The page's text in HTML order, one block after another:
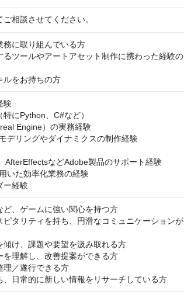
相談させてください。
務に取り組んでいる方
るツールやアートアセット制作に携わった経験の
ルをお持ちの方
験
にPython、C#など）
Engine）の実務経験
デリングやダイナミクスの制作経験
AfterEffectsなどAdobe製品のサポート経験
いた効率化業務の経験
ー経験
ど、ゲームに強い関心を持つ方
ピタリティを持ち、円滑なコミュニケーションが
傾け、課題や要望を汲み取れる方
を理解し、改善提案ができる方
理／遂行できる方
、日常的に新しい情報をリサーチしている方